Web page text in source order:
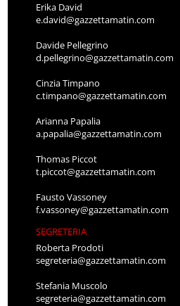
Erika David
e.david@gazzettamatin.com
Davide Pellegrino
d.pellegrino@gazzettamatin.com
Cinzia Timpano
c.timpano@gazzettamatin.com
Arianna Papalia
a.papalia@gazzettamatin.com
Thomas Piccot
t.piccot@gazzettamatin.com
Fausto Vassoney
f.vassoney@gazzettamatin.com
SEGRETERIA
Roberta Prodoti
segreteria@gazzettamatin.com
Stefania Muscolo
segreteria@gazzettamatin.com